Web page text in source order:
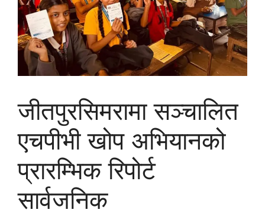
जीतपुरसिमरामा सञ्चालित
एचपीभी खोप अभियानको
प्रारम्भिक रिपोर्ट
सार्वजनिक